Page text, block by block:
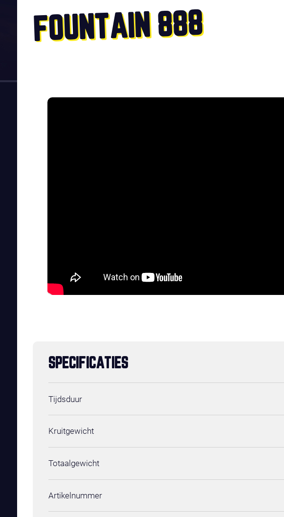
FOUNTAIN 888
SPECIFICATIES
Tijdsduur
Kruitgewicht
Totaalgewicht
Artikelnummer